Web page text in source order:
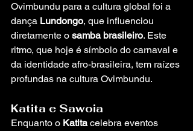
Ovimbundu para a cultura global foi a
dança Lundongo, que influenciou
diretamente o samba brasileiro. Este
ritmo, que hoje é símbolo do carnaval e
da identidade afro-brasileira, tem raízes
profundas na cultura Ovimbundu.
Katita e Sawoia
Enquanto o Katita celebra eventos